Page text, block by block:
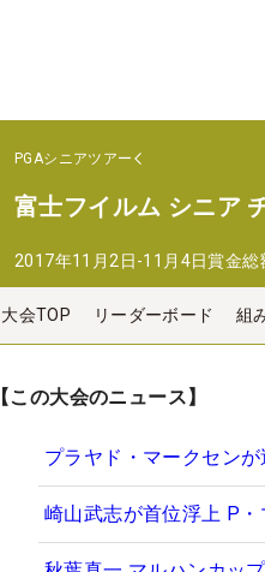
PGAシニアツアー
富士フイルム シニア
2017年11月2日-11月4日賞金総
大会TOP リーダーボード 組
【この大会のニュース】
プラヤド・マークセンが
崎山武志が首位浮上 P・